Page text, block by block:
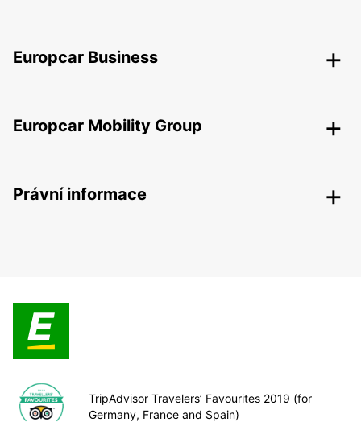
Europcar Business
Europcar Mobility Group
Právní informace
TripAdvisor Travelers’ Favourites 2019 (for
Germany, France and Spain)